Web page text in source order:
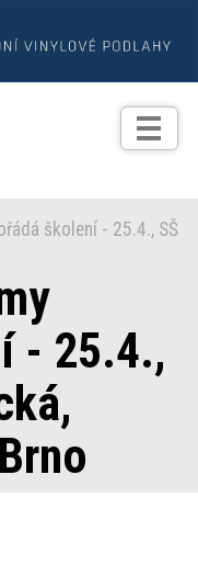
školení - 25.4., SŠ
- 25.4.,